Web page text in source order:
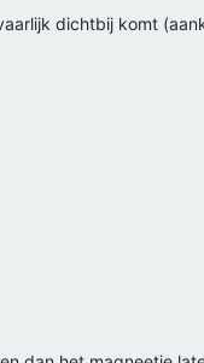
dichtbij komt